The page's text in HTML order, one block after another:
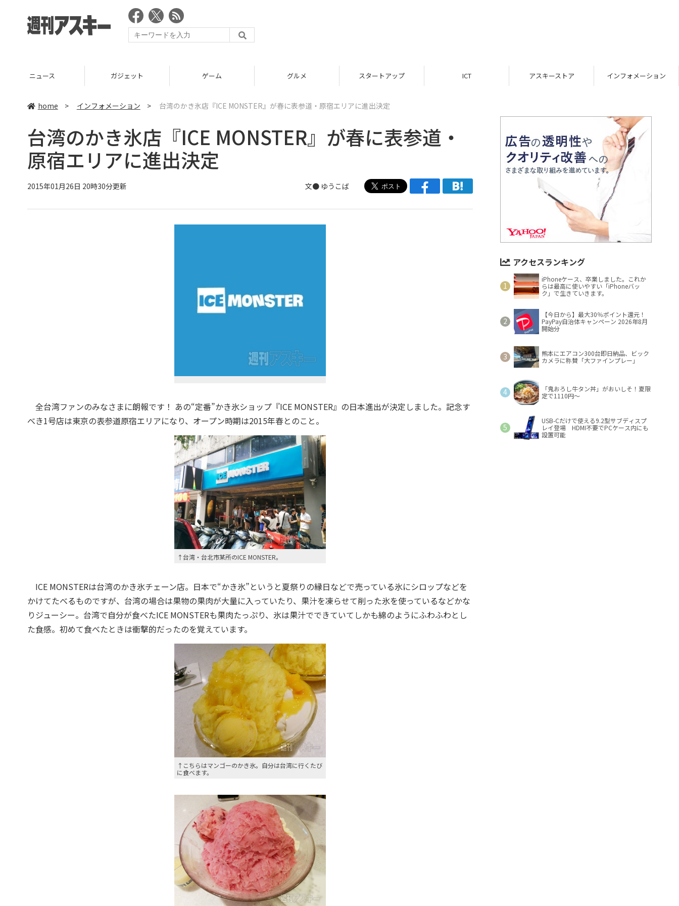
ニュース ガジェット ゲーム グルメ スタートアップ ICT アスキーストア インフォメーション
home > インフォメーション > 台湾のかき氷店『ICE MONSTER』が春に表参道・原宿エリアに進出決定
台湾のかき氷店『ICE MONSTER』が春に表参道・
原宿エリアに進出決定
2015年01月26日 20時30分更新 文● ゆうこば
全台湾ファンのみなさまに朗報です！ あの“定番”かき氷ショップ『ICE MONSTER』の日本進出が決定しました。記念す
べき1号店は東京の表参道原宿エリアになり、オープン時期は2015年春とのこと。
↑台湾・台北市某所のICE MONSTER。
ICE MONSTERは台湾のかき氷チェーン店。日本で“かき氷”というと夏祭りの縁日などで売っている氷にシロップなどを
かけてたべるものですが、台湾の場合は果物の果肉が大量に入っていたり、果汁を凍らせて削った氷を使っているなどかな
りジューシー。台湾で自分が食べたICE MONSTERも果肉たっぷり、氷は果汁でできていてしかも綿のようにふわふわとし
た食感。初めて食べたときは衝撃的だったのを覚えています。
↑こちらはマンゴーのかき氷。自分は台湾に行くたび
に食べます。
アクセスランキング
iPhoneケース、卒業しました。これか
らは最高に使いやすい「iPhoneバッ
ク」で生きていきます。
【今日から】最大30％ポイント還元！
PayPay自治体キャンペーン 2026年8月
開始分
熊本にエアコン300台即日納品、ビック
カメラに称賛「大ファインプレー」
「鬼おろし牛タン丼」がおいしそ！夏限
定で1110円～
USB-Cだけで使える9.2型サブディスプ
レイ登場 HDMI不要でPCケース内にも
設置可能